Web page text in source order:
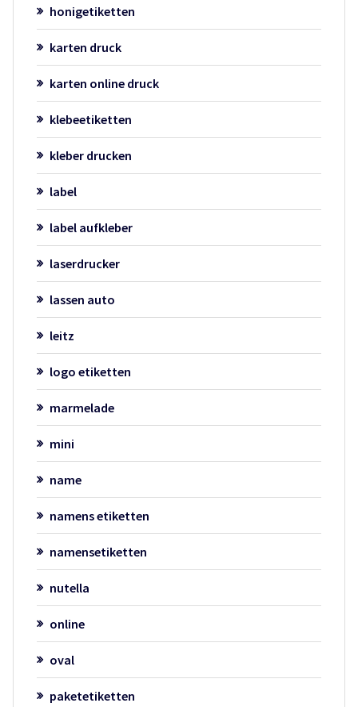
honigetiketten
karten druck
karten online druck
klebeetiketten
kleber drucken
label
label aufkleber
laserdrucker
lassen auto
leitz
logo etiketten
marmelade
mini
name
namens etiketten
namensetiketten
nutella
online
oval
paketetiketten